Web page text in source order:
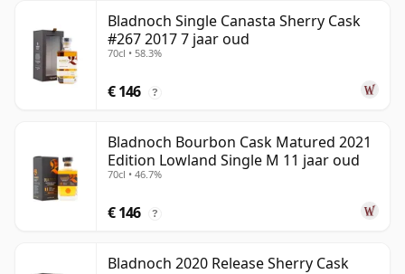
Bladnoch Single Canasta Sherry Cask
#267 2017 7 jaar oud
70cl • 58.3%
€ 146 ?
Bladnoch Bourbon Cask Matured 2021
Edition Lowland Single M 11 jaar oud
70cl • 46.7%
€ 146 ?
Bladnoch 2020 Release Sherry Cask